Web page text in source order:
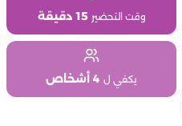
وقت التحضير 15 دقيقة
يكفي ل 4 أشخاص